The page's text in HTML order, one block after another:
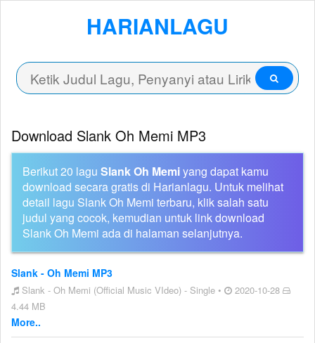
HARIANLAGU
Download Slank Oh Memi MP3
Berikut 20 lagu Slank Oh Memiyang dapat kamu
download secara gratis di Harianlagu. Untuk melihat
detail lagu Slank Oh Memi terbaru, klik salah satu
judul yang cocok, kemudian untuk link download
Slank Oh Memi ada di halaman selanjutnya.
Slank - Oh Memi MP3
Slank - Oh Memi (Official Music VIdeo) - Single •
2020-10-28
4.44 MB
More..